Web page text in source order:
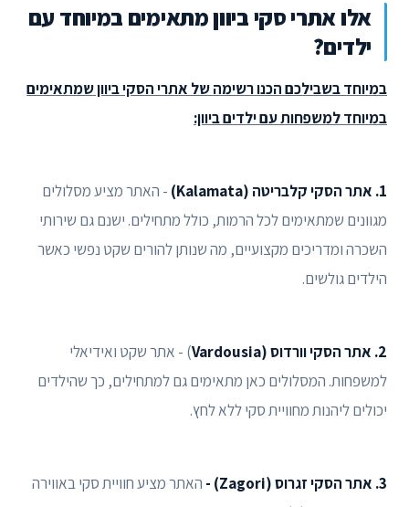
אלו אתרי סקי ביוון מתאימים במיוחד עם
ילדים?
במיוחד בשבילכם הכנו רשימה של אתרי הסקי ביוון שמתאימים
במיוחד למשפחות עם ילדים ביוון:
1. אתר הסקי קלבריטה (Kalamata)
- האתר מציע מסלולים
מגוונים שמתאימים לכל הרמות, כולל מתחילים. ישנם גם שירותי
השכרה ומדריכים מקצועיים, מה שנותן להורים שקט נפשי כאשר
הילדים גולשים.
2. אתר הסקי וורדוס (Vardousia
) - אתר שקט ואידיאלי
למשפחות. המסלולים כאן מתאימים גם למתחילים, כך שהילדים
יכולים ליהנות מחוויית סקי ללא לחץ.
3. אתר הסקי זגרוס (Zagori) -
האתר מציע חוויית סקי באווירה